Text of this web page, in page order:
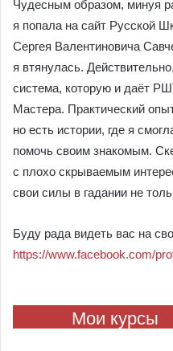
Чудесным образом, минуя
я попала на сайт Русской
Сергея Валентиновича
я втянулась.
система, которую и даёт
Мастера. Практический
но есть истории, где я
помочь своим знакомым.
с плохо скрываемым
свои силы в гадании не
Буду рада видеть вас на
https://www.facebook.com/
Мои курсы